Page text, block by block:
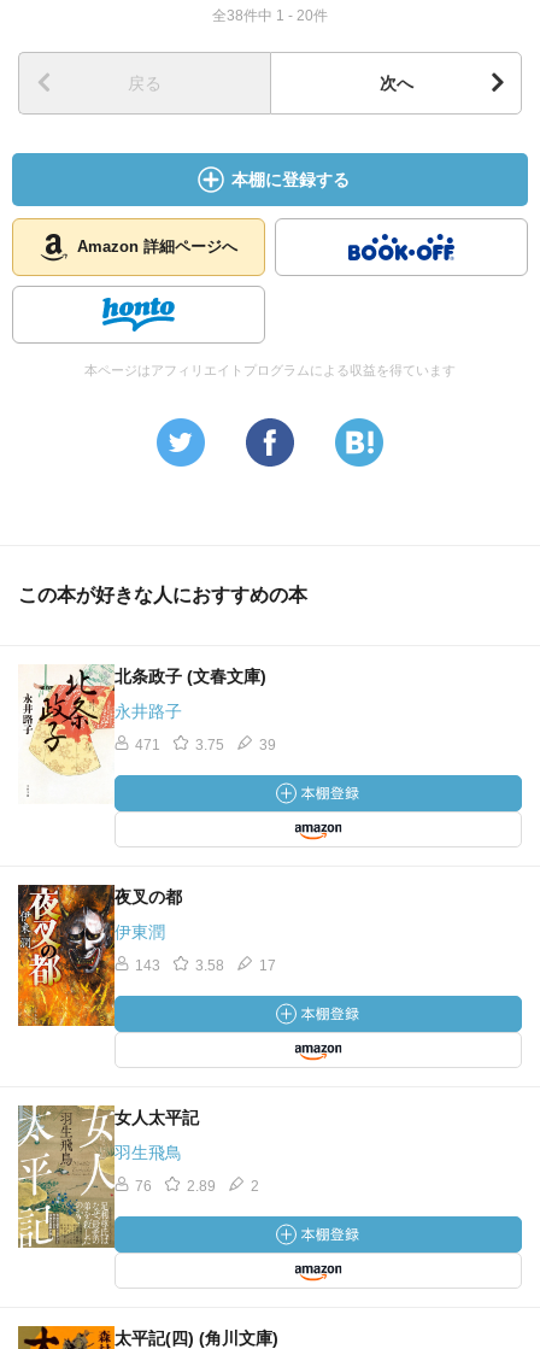
全38件中 1 - 20件
戻る 次へ
本棚に登録する
Amazon 詳細ページへ
本ページはアフィリエイトプログラムによる収益を得ています
この本が好きな人におすすめの本
北条政子 (文春文庫)
永井路子
471 3.75 39
夜叉の都
伊東潤
143 3.58 17
女人太平記
羽生飛鳥
76 2.89 2
太平記(四) (角川文庫)